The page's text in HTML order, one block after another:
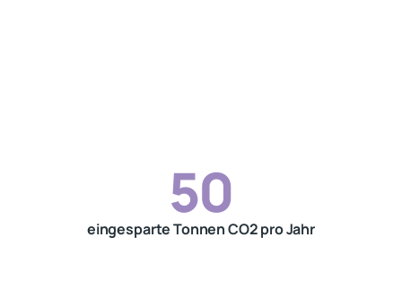
eingesparte Tonnen CO2 pro Jahr
50